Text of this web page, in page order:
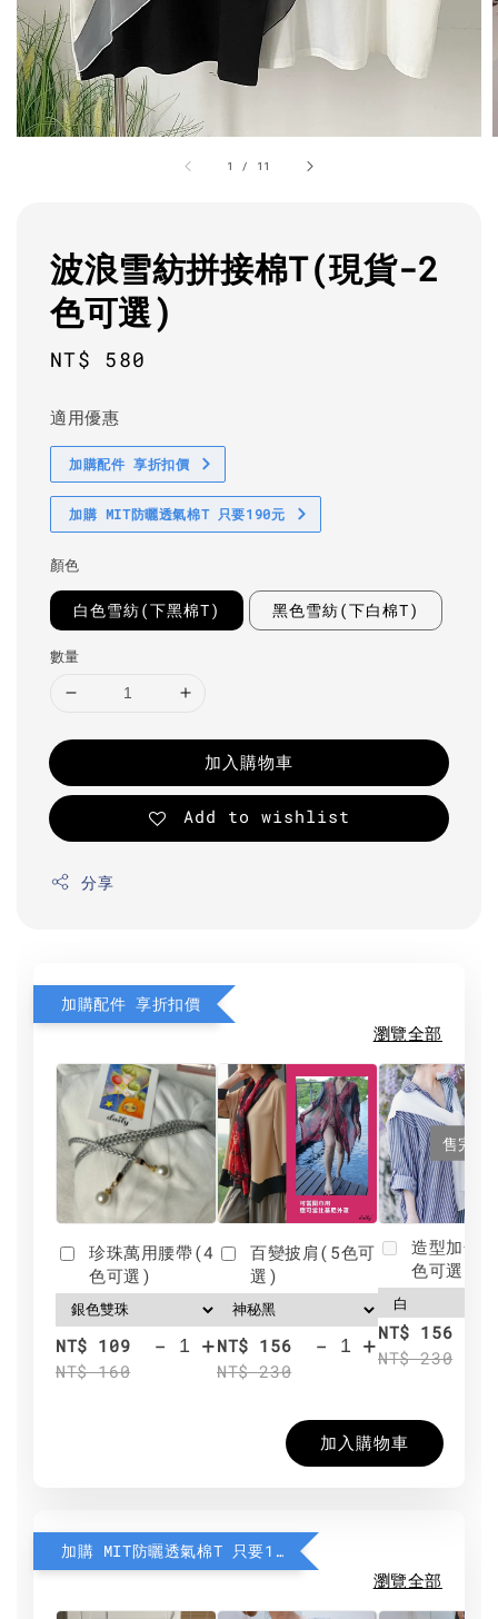
1 / 11
波浪雪紡拼接棉T(現貨-2
色可選)
Regular
NT$ 580
適用優惠
加購配件 享折扣價
加購 MIT防曬透氣棉T 只要190元
顏色
白色雪紡(下黑棉T) 黑色雪紡(下白棉T)
數量
加入購物車
Add to wishlist
分享
加購配件 享折扣價
瀏覽全部
珍珠萬用腰帶(4
色可選)
NT$ 109
NT$ 160
- +
百變披肩(5色可
選)
NT$ 156
NT$ 230
- +
售完
造型加分
色可選)
NT$ 156
NT$ 230
加入購物車
加購 MIT防曬透氣棉T 只要190元
瀏覽全部